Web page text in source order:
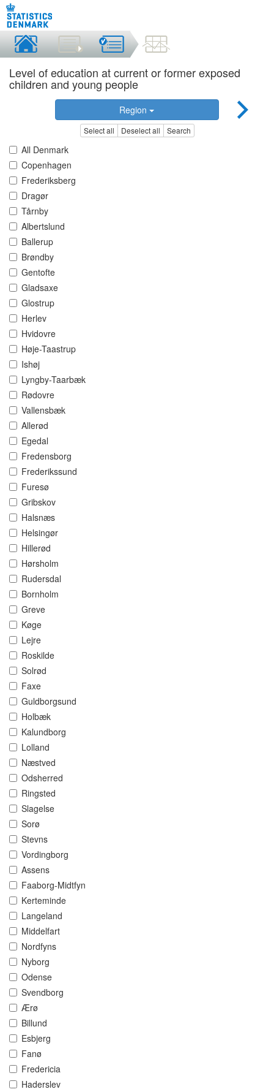
Level of education at current or former exposed
children and young people
Region
Select all Deselect all Search
All Denmark
Copenhagen
Frederiksberg
Dragør
Tårnby
Albertslund
Ballerup
Brøndby
Gentofte
Gladsaxe
Glostrup
Herlev
Hvidovre
Høje-Taastrup
Ishøj
Lyngby-Taarbæk
Rødovre
Vallensbæk
Allerød
Egedal
Fredensborg
Frederikssund
Furesø
Gribskov
Halsnæs
Helsingør
Hillerød
Hørsholm
Rudersdal
Bornholm
Greve
Køge
Lejre
Roskilde
Solrød
Faxe
Guldborgsund
Holbæk
Kalundborg
Lolland
Næstved
Odsherred
Ringsted
Slagelse
Sorø
Stevns
Vordingborg
Assens
Faaborg-Midtfyn
Kerteminde
Langeland
Middelfart
Nordfyns
Nyborg
Odense
Svendborg
Ærø
Billund
Esbjerg
Fanø
Fredericia
Haderslev